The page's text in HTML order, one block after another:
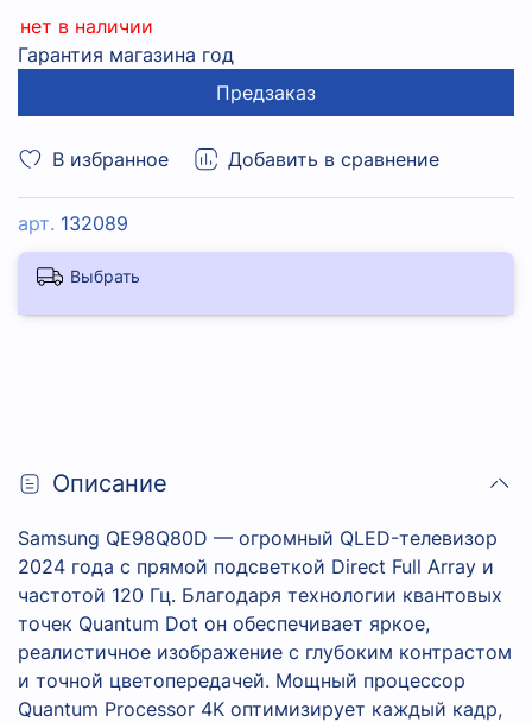
В избранное Добавить в сравнение
арт. 132089
нет в наличии
Гарантия магазина год
Предзаказ
Выбрать
Описание
Samsung QE98Q80D — огромный QLED-телевизор
2024 года с прямой подсветкой Direct Full Array и
частотой 120 Гц. Благодаря технологии квантовых
точек Quantum Dot он обеспечивает яркое,
реалистичное изображение с глубоким контрастом
и точной цветопередачей. Мощный процессор
Quantum Processor 4K оптимизирует каждый кадр,